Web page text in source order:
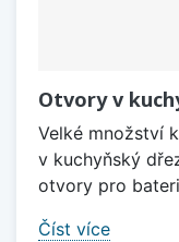
Otvory v
Velké množství
v kuchyňský
otvory pro
Číst více